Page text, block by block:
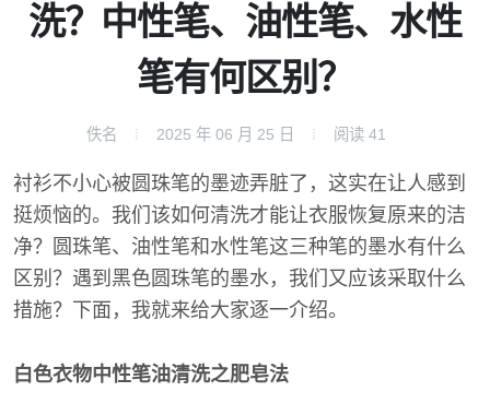
洗？中性笔、油性笔、水性
笔有何区别？
佚名 2025 年 06 月 25 日 阅读 41
衬衫不小心被圆珠笔的墨迹弄脏了，这实在让人感到
挺烦恼的。我们该如何清洗才能让衣服恢复原来的洁
净？圆珠笔、油性笔和水性笔这三种笔的墨水有什么
区别？遇到黑色圆珠笔的墨水，我们又应该采取什么
措施？下面，我就来给大家逐一介绍。
白色衣物中性笔油清洗之肥皂法